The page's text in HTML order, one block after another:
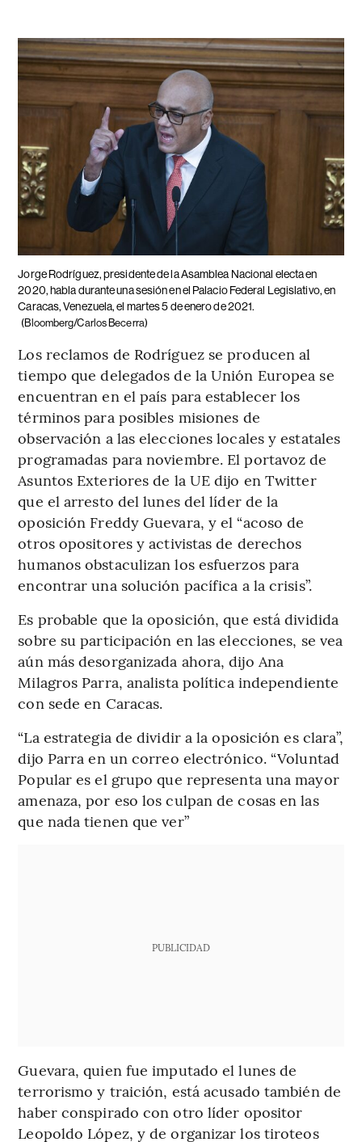
Jorge Rodríguez, presidente de la Asamblea Nacional electa en
2020, habla durante una sesión en el Palacio Federal Legislativo, en
Caracas, Venezuela, el martes 5 de enero de 2021.
(Bloomberg/Carlos Becerra)
Los reclamos de Rodríguez se producen al
tiempo que delegados de la Unión Europea se
encuentran en el país para establecer los
términos para posibles misiones de
observación a las elecciones locales y estatales
programadas para noviembre. El portavoz de
Asuntos Exteriores de la UE dijo en Twitter
que el arresto del lunes del líder de la
oposición Freddy Guevara, y el “acoso de
otros opositores y activistas de derechos
humanos obstaculizan los esfuerzos para
encontrar una solución pacífica a la crisis”.
Es probable que la oposición, que está dividida
sobre su participación en las elecciones, se vea
aún más desorganizada ahora, dijo Ana
Milagros Parra, analista política independiente
con sede en Caracas.
“La estrategia de dividir a la oposición es clara”,
dijo Parra en un correo electrónico. “Voluntad
Popular es el grupo que representa una mayor
amenaza, por eso los culpan de cosas en las
que nada tienen que ver”
PUBLICIDAD
Guevara, quien fue imputado el lunes de
terrorismo y traición, está acusado también de
haber conspirado con otro líder opositor
Leopoldo López, y de organizar los tiroteos